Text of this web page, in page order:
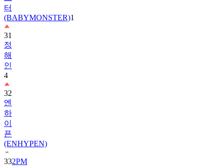
31
정
해
인
4
32
엔
하
이
픈
(ENHYPEN)
332PM
34